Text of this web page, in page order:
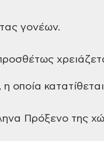
γονέων.
Πρόξενο της